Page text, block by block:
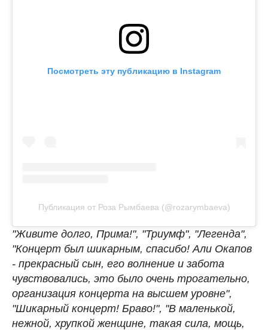
Посмотреть эту публикацию в Instagram
Публикация от Роза Рымбаева (@rozarymbaeva)
"Живите долго, Прима!", "Триумф", "Легенда",
"Концерт был шикарным, спасибо! Али Окапов
- прекрасный сын, его волнение и забота
чувствовались, это было очень трогательно,
организация концерта на высшем уровне",
"Шикарный концерт! Браво!", "В маленькой,
нежной, хрупкой женщине, такая сила, мощь,